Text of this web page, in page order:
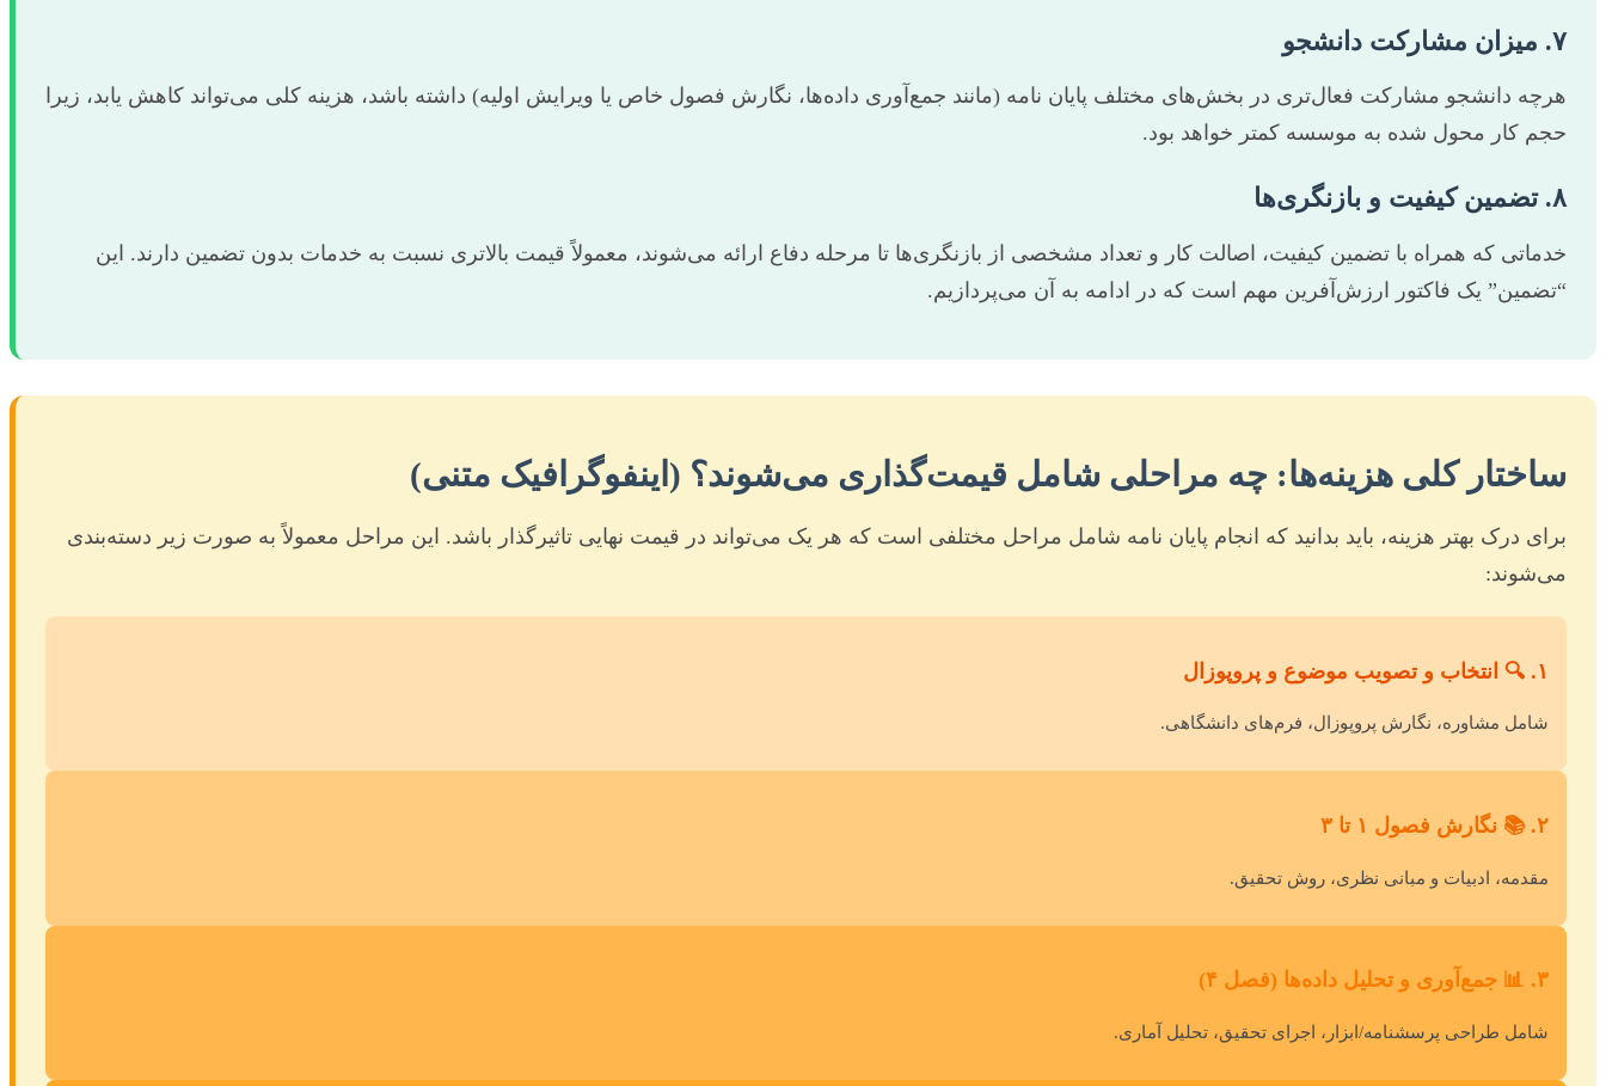
۷. میزان مشارکت دانشجو
هرچه دانشجو مشارکت فعال‌تری در بخش‌های مختلف پایان نامه (مانند جمع‌آوری داده‌ها، نگارش فصول خاص یا ویرایش اولیه) داشته باشد، هزینه کلی می‌تواند کاهش یابد، زیرا
حجم کار محول شده به موسسه کمتر خواهد بود.
۸. تضمین کیفیت و بازنگری‌ها
خدماتی که همراه با تضمین کیفیت، اصالت کار و تعداد مشخصی از بازنگری‌ها تا مرحله دفاع ارائه می‌شوند، معمولاً قیمت بالاتری نسبت به خدمات بدون تضمین دارند. این
“تضمین” یک فاکتور ارزش‌آفرین مهم است که در ادامه به آن می‌پردازیم.
ساختار کلی هزینه‌ها: چه مراحلی شامل قیمت‌گذاری می‌شوند؟ (اینفوگرافیک متنی)
برای درک بهتر هزینه، باید بدانید که انجام پایان نامه شامل مراحل مختلفی است که هر یک می‌تواند در قیمت نهایی تاثیرگذار باشد. این مراحل معمولاً به صورت زیر دسته‌بندی
می‌شوند:
۱. 🔍 انتخاب و تصویب موضوع و پروپوزال
شامل مشاوره، نگارش پروپوزال، فرم‌های دانشگاهی.
۲. 📚 نگارش فصول ۱ تا ۳
مقدمه، ادبیات و مبانی نظری، روش تحقیق.
۳. 📊 جمع‌آوری و تحلیل داده‌ها (فصل ۴)
شامل طراحی پرسشنامه/ابزار، اجرای تحقیق، تحلیل آماری.